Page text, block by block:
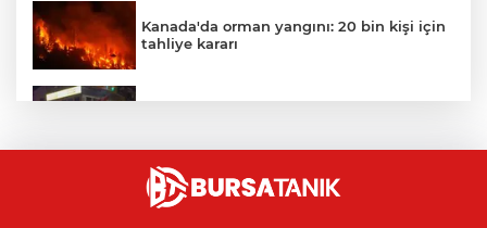
Kanada'da orman yangını: 20 bin kişi için
tahliye kararı
Bursa'da rahvan atları şampiyonluk için
koştu